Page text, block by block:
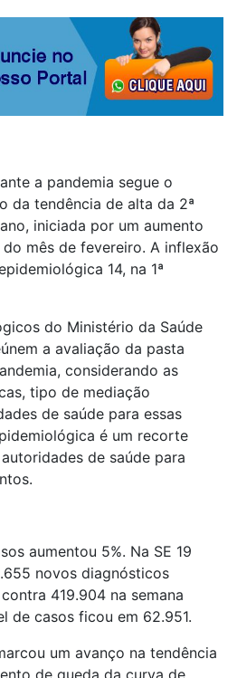
a pandemia segue o
da tendência de alta da 2ª
iniciada por um aumento
mês de fevereiro. A inflexão
14, na 1ª
do Ministério da Saúde
a avaliação da pasta
considerando as
tipo de mediação
de saúde para essas
é um recorte
de saúde para
aumentou 5%. Na SE 19
novos diagnósticos
419.904 na semana
de casos ficou em 62.951.
um avanço na tendência